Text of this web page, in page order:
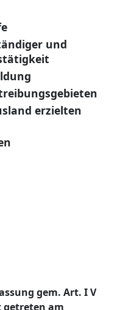
und
erzielten
gem. Art. I V
getreten am